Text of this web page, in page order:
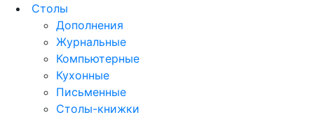
Столы
Дополнения
Журнальные
Компьютерные
Кухонные
Письменные
Столы-книжки